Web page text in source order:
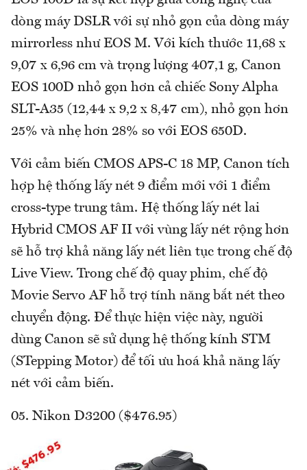
dòng máy DSLR với sự nhỏ gọn của dòng máy
mirrorless như EOS M. Với kích thước 11,68 x
9,07 x 6,96 cm và trọng lượng 407,1 g, Canon
EOS 100D nhỏ gọn hơn cả chiếc Sony Alpha
SLT-A35 (12,44 x 9,2 x 8,47 cm), nhỏ gọn hơn
25% và nhẹ hơn 28% so với EOS 650D.
Với cảm biến CMOS APS-C 18 MP, Canon tích
hợp hệ thống lấy nét 9 điểm mới với 1 điểm
cross-type trung tâm. Hệ thống lấy nét lai
Hybrid CMOS AF II với vùng lấy nét rộng hơn
sẽ hỗ trợ khả năng lấy nét liên tục trong chế độ
Live View. Trong chế độ quay phim, chế độ
Movie Servo AF hỗ trợ tính năng bắt nét theo
chuyển động. Để thực hiện việc này, người
dùng Canon sẽ sử dụng hệ thống kính STM
(STepping Motor) để tối ưu hoá khả năng lấy
nét với cảm biến.
05. Nikon D3200 ($476.95)